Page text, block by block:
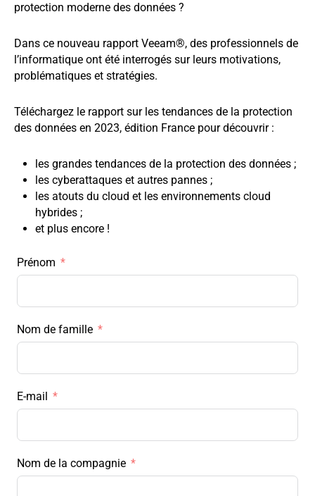
protection moderne des données ?
Dans ce nouveau rapport Veeam®, des professionnels de
l’informatique ont été interrogés sur leurs motivations,
problématiques et stratégies.
Téléchargez le rapport sur les tendances de la protection
des données en 2023, édition France pour découvrir :
les grandes tendances de la protection des données ;
les cyberattaques et autres pannes ;
les atouts du cloud et les environnements cloud
hybrides ;
et plus encore !
Prénom
Nom de famille
E-mail
Nom de la compagnie